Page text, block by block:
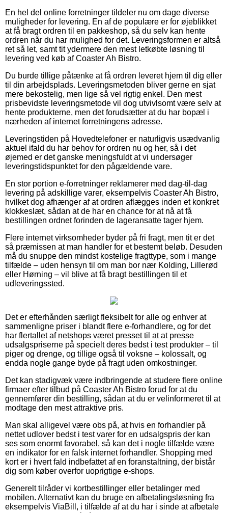
En hel del online forretninger tildeler nu om dage diverse
muligheder for levering. En af de populære er for øjeblikket
at få bragt ordren til en pakkeshop, så du selv kan hente
ordren når du har mulighed for det. Leveringsformen er altså
ret så let, samt tit ydermere den mest letkøbte løsning til
levering ved køb af Coaster Ah Bistro.
Du burde tillige påtænke at få ordren leveret hjem til dig eller
til din arbejdsplads. Leveringsmetoden bliver gerne en sjat
mere bekostelig, men lige så vel rigtig enkel. Den mest
prisbevidste leveringsmetode vil dog utvivlsomt være selv at
hente produkterne, men det forudsætter at du har bopæl i
nærheden af internet forretningens adresse.
Leveringstiden på Hovedtelefoner er naturligvis usædvanlig
aktuel ifald du har behov for ordren nu og her, så i det
øjemed er det ganske meningsfuldt at vi undersøger
leveringstidspunktet for den pågældende vare.
En stor portion e-forretninger reklamerer med dag-til-dag
levering på adskillige varer, eksempelvis Coaster Ah Bistro,
hvilket dog afhænger af at ordren aflægges inden et konkret
klokkeslæt, sådan at de har en chance for at nå at få
bestillingen ordnet forinden de lageransatte tager hjem.
Flere internet virksomheder byder på fri fragt, men tit er det
så præmissen at man handler for et bestemt beløb. Desuden
må du snuppe den mindst kostelige fragttype, som i mange
tilfælde – uden hensyn til om man bor nær Kolding, Lillerød
eller Hørning – vil blive at få bragt bestillingen til et
udleveringssted.
Det er efterhånden særligt fleksibelt for alle og enhver at
sammenligne priser i blandt flere e-forhandlere, og for det
har flertallet af netshops været presset til at at presse
udsalgspriserne på specielt deres bedst i test produkter – til
piger og drenge, og tillige også til voksne – kolossalt, og
endda nogle gange byde på fragt uden omkostninger.
Det kan stadigvæk være indbringende at studere flere online
firmaer efter tilbud på Coaster Ah Bistro forud for at du
gennemfører din bestilling, sådan at du er velinformeret til at
modtage den mest attraktive pris.
Man skal alligevel være obs på, at hvis en forhandler på
nettet udlover bedst i test varer for en udsalgspris der kan
ses som enormt favorabel, så kan det i nogle tilfælde være
en indikator for en falsk internet forhandler. Shopping med
kort er i hvert fald indbefattet af en foranstaltning, der bistår
dig som køber overfor uoprigtige e-shops.
Generelt tilråder vi kortbestillinger eller betalinger med
mobilen. Alternativt kan du bruge en afbetalingsløsning fra
eksempelvis ViaBill, i tilfælde af at du har i sinde at afbetale